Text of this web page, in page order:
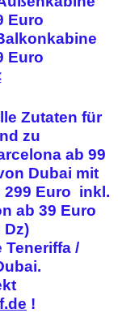
Euro
Euro
Zutaten für
zu
ab 99
Dubai mit
299 Euro inkl.
ab 39 Euro
Dz)
/
!